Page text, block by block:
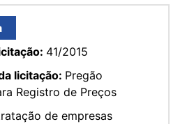
41/2015
licitação: Pregão
Registro de Preços
de empresas